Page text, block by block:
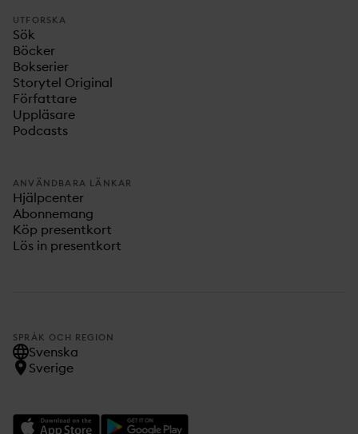
UTFORSKA
Sök
Böcker
Bokserier
Storytel Original
Författare
Uppläsare
Podcasts
ANVÄNDBARA LÄNKAR
Hjälpcenter
Abonnemang
Köp presentkort
Lös in presentkort
SPRÅK OCH REGION
Svenska
Sverige